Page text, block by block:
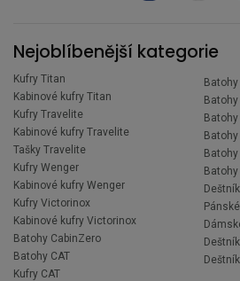
Nejoblíbenější kategorie
Kufry Titan
Kabinové kufry Titan
Kufry Travelite
Kabinové kufry Travelite
Tašky Travelite
Kufry Wenger
Kabinové kufry Wenger
Kufry Victorinox
Kabinové kufry Victorinox
Batohy CabinZero
Batohy CAT
Kufry CAT